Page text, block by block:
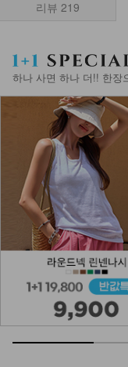
리뷰 219
하나 사면 하나 더!! 한장